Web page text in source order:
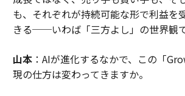
も、それぞれが持続可能な形で利益を
きる──いわば「三方よし」の世界観で
山本：AIが進化するなかで、この「
現の仕方は変わってきますか。